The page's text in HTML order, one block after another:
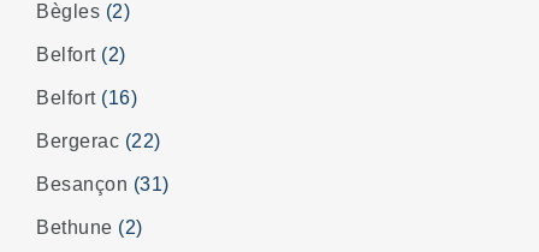
Bègles (2)
Belfort (2)
Belfort (16)
Bergerac (22)
Besançon (31)
Bethune (2)